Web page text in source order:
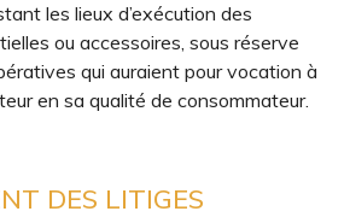
les lieux d’exécution des
ou accessoires, sous réserve
qui auraient pour vocation à
en sa qualité de consommateur.
DES LITIGES